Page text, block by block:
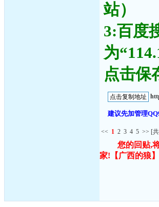
站）
3:百度
为
点击保
建议先加管理
<< 1 2 3 4 5 >> [共
您的回贴,
家! 【广西的狼】